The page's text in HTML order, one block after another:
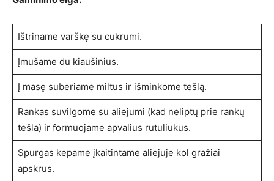
Ištriname varškę su cukrumi.
Įmušame du kiaušinius.
Į masę suberiame miltus ir išminkome tešlą.
Rankas suvilgome su aliejumi (kad neliptų prie rankų
tešla) ir formuojame apvalius rutuliukus.
Spurgas kepame įkaitintame aliejuje kol gražiai
apskrus.